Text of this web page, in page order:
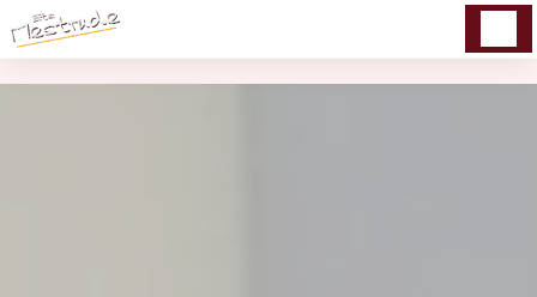
Panneau de gestion des cookies